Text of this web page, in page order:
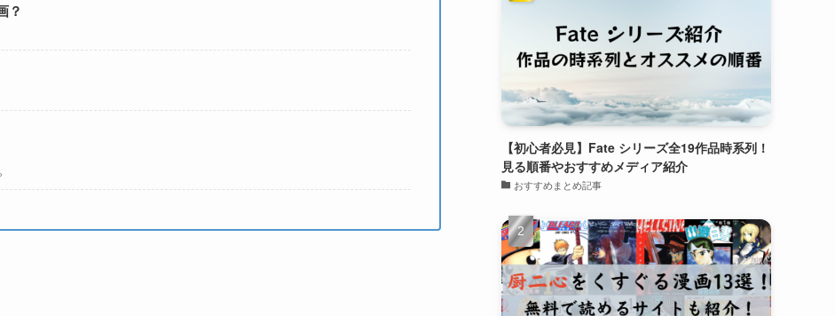
？
【初心者必見】Fate シリーズ全19作品時系列！
見る順番やおすすめメディア紹介
おすすめまとめ記事